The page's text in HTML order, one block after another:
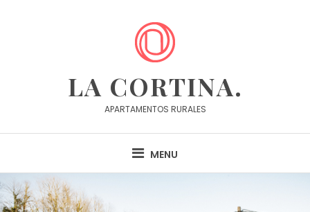
LA CORTINA.
APARTAMENTOS RURALES
MENU